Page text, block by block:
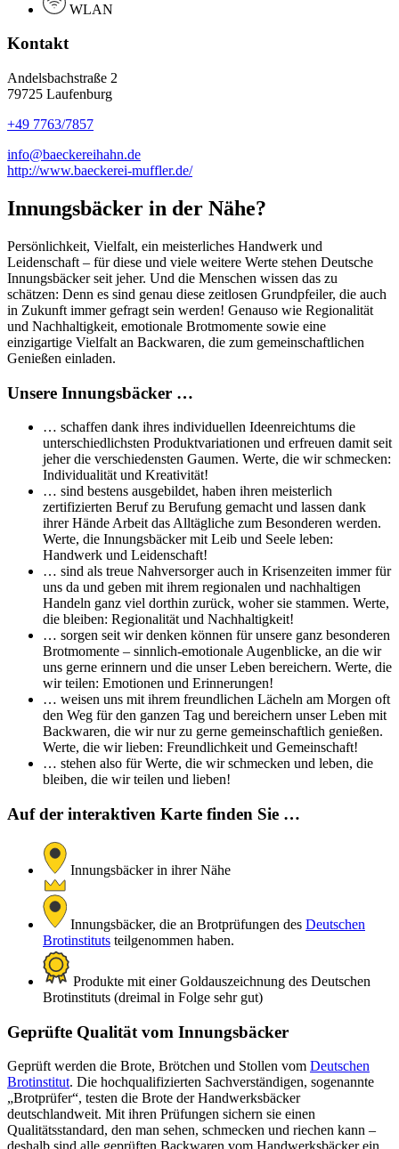
WLAN
Kontakt
Andelsbachstraße 2
79725 Laufenburg
+49 7763/7857
info@baeckereihahn.de
http://www.baeckerei-muffler.de/
Innungsbäcker in der Nähe?
Persönlichkeit, Vielfalt, ein meisterliches Handwerk und
Leidenschaft – für diese und viele weitere Werte stehen Deutsche
Innungsbäcker seit jeher. Und die Menschen wissen das zu
schätzen: Denn es sind genau diese zeitlosen Grundpfeiler, die auch
in Zukunft immer gefragt sein werden! Genauso wie Regionalität
und Nachhaltigkeit, emotionale Brotmomente sowie eine
einzigartige Vielfalt an Backwaren, die zum gemeinschaftlichen
Genießen einladen.
Unsere Innungsbäcker …
… schaffen dank ihres individuellen Ideenreichtums die
unterschiedlichsten Produktvariationen und erfreuen damit seit
jeher die verschiedensten Gaumen. Werte, die wir schmecken:
Individualität und Kreativität!
… sind bestens ausgebildet, haben ihren meisterlich
zertifizierten Beruf zu Berufung gemacht und lassen dank
ihrer Hände Arbeit das Alltägliche zum Besonderen werden.
Werte, die Innungsbäcker mit Leib und Seele leben:
Handwerk und Leidenschaft!
… sind als treue Nahversorger auch in Krisenzeiten immer für
uns da und geben mit ihrem regionalen und nachhaltigen
Handeln ganz viel dorthin zurück, woher sie stammen. Werte,
die bleiben: Regionalität und Nachhaltigkeit!
… sorgen seit wir denken können für unsere ganz besonderen
Brotmomente – sinnlich-emotionale Augenblicke, an die wir
uns gerne erinnern und die unser Leben bereichern. Werte, die
wir teilen: Emotionen und Erinnerungen!
… weisen uns mit ihrem freundlichen Lächeln am Morgen oft
den Weg für den ganzen Tag und bereichern unser Leben mit
Backwaren, die wir nur zu gerne gemeinschaftlich genießen.
Werte, die wir lieben: Freundlichkeit und Gemeinschaft!
… stehen also für Werte, die wir schmecken und leben, die
bleiben, die wir teilen und lieben!
Auf der interaktiven Karte finden Sie …
Innungsbäcker in ihrer Nähe
Innungsbäcker, die an Brotprüfungen des Deutschen
Brotinstituts teilgenommen haben.
Produkte mit einer Goldauszeichnung des Deutschen
Brotinstituts (dreimal in Folge sehr gut)
Geprüfte Qualität vom Innungsbäcker
Geprüft werden die Brote, Brötchen und Stollen vom Deutschen
Brotinstitut. Die hochqualifizierten Sachverständigen, sogenannte
„Brotprüfer“, testen die Brote der Handwerksbäcker
deutschlandweit. Mit ihren Prüfungen sichern sie einen
Qualitätsstandard, den man sehen, schmecken und riechen kann –